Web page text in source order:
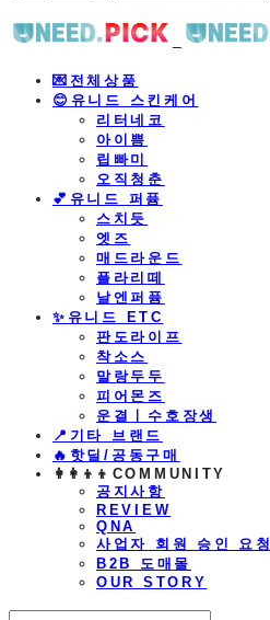
💌전체상품
😊유니드 스킨케어
리터네코
아이쁨
립빠미
오직청춘
💕유니드 퍼퓸
스치듯
엣즈
매드라운드
플라리떼
날엔퍼퓸
​✨유니드 ETC
판도라이프
착소스
말랑두두
피어몬즈
운결ㅣ수호장생
📍기타 브랜드
🔥핫딜/공동구매
👩‍👩‍👦‍👦COMMUNITY
공지사항
REVIEW
QNA
사업자 회원 승인 요청
B2B 도매몰
OUR STORY